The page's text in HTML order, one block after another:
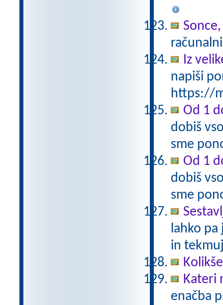
Iz
napiši
https://
Od 1
dobiš
sme
Od 1
dobiš
sme
lahko
in
Kateri
enačba